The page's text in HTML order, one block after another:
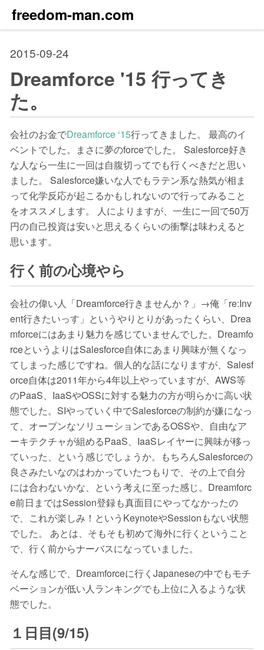
freedom-man.com
2015-09-24
Dreamforce '15 行ってき
た。
会社のお金でDreamforce ‘15行ってきました。 最高のイ
ベントでした。まさに夢のforceでした。 Salesforce好き
な人なら一生に一回は自腹切ってでも行くべきだと思い
ました。 Salesforce嫌いな人でもラテン系な熱気が相ま
って化学反応が起こるかもしれないので行ってみること
をオススメします。 人によりますが、一生に一回で50万
円の自己投資は安いと思えるくらいの衝撃は味わえると
思います。
行く前の心境やら
会社の偉い人「Dreamforce行きませんか？」→俺「re:Inv
ent行きたいっす」というやりとりがあったくらい、Drea
mforceにはあまり魅力を感じていませんでした。Dreamfo
rceというよりはSalesforce自体にあまり興味が無くなっ
てしまった感じですね。個人的な話になりますが、Salesf
orce自体は2011年から4年以上やっていますが、AWS等
のPaaS、IaaSやOSSに対する魅力の方が明らかに高い状
態でした。SIやっていく中でSalesforceの制約が嫌になっ
て、オープンなソリューションであるOSSや、自由なア
ーキテクチャが組めるPaaS、IaaSレイヤーに興味が移っ
ていった、という感じでしょうか。もちろんSalesforceの
良さみたいなのはわかっていたつもりで、その上で自分
には合わないかな、という考えに至った感じ。Dreamforc
e前日まではSession登録も真面目にやってなかったの
で、これが楽しみ！というKeynoteやSessionもない状態
でした。 あとは、そもそも初めて海外に行くということ
で、行く前からナーバスになっていました。
そんな感じで、Dreamforceに行くJapaneseの中でもモチ
ベーションが低い人ランキングでも上位に入るような状
態でした。
１日目(9/15)